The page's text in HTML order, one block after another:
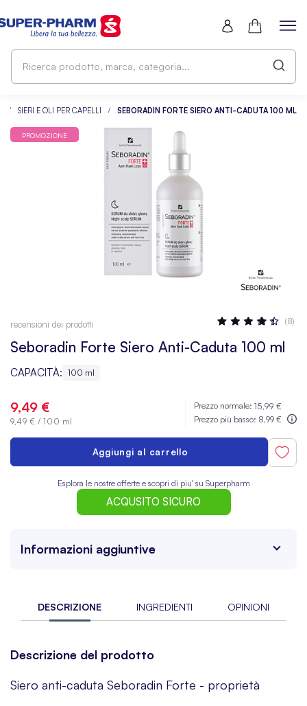
SIERI E OLI PER CAPELLI SEBORADIN FORTE SIERO ANTI-CADUTA 100 ML
PROMOZIONE
Seboradin Forte Siero Anti-Caduta 100 ml
Valutazione: (8)
recensioni dei prodotti
CAPACITÀ: 100 ml
9,49 €
9,49 € /100 ml
Prezzo normale: 15,99 €
Prezzo più basso: 8,99 €
Aggiungi al carrello
Esplora le nostre offerte e scopri di piu' su Superpharm
ACQUSITO SICURO
DESCRIZIONE INGREDIENTI OPINIONI
Descrizione del prodotto
Siero anti-caduta Seboradin Forte - proprietà
Informazioni aggiuntive